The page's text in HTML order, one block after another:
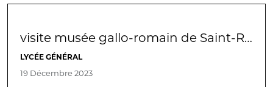
visite musée gallo-romain de Saint-Romain-en-Gal
LYCÉE GÉNÉRAL
19 Décembre 2023